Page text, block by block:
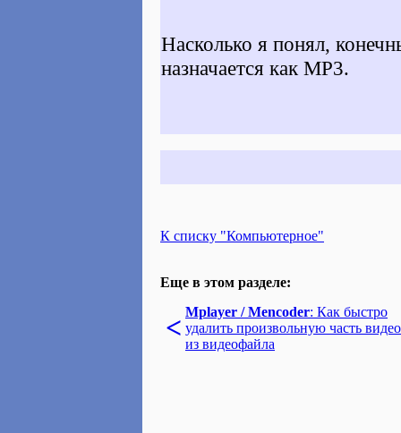
Насколько я понял,
назначается как MP3.
К списку "Компьютерное"
Еще в этом разделе:
< Mplayer / Mencoder: Как быстро
удалить произвольную часть видео
из видеофайла